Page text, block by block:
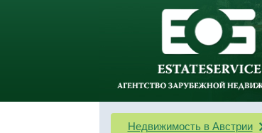
Недвижимость в Австрии